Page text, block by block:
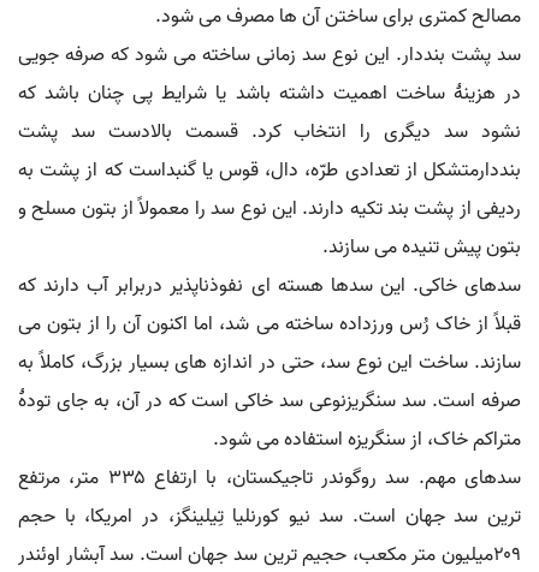
مصالح کمتری برای ساختن آن ها مصرف می شود.
سد پشت بنددار. این نوع سد زمانی ساخته می شود که صرفه جویی
در هزینۀ ساخت اهمیت داشته باشد یا شرایط پی چنان باشد که
نشود سد دیگری را انتخاب کرد. قسمت بالادست سد پشت
بنددارمتشکل از تعدادی طرّه، دال، قوس یا گنبداست که از پشت به
ردیفی از پشت بند تکیه دارند. این نوع سد را معمولاً از بتون مسلح و
بتون پیش تنیده می سازند.
سدهای خاکی. این سدها هسته ای نفوذناپذیر دربرابر آب دارند که
قبلاً از خاک رُس ورزداده ساخته می شد، اما اکنون آن را از بتون می
سازند. ساخت این نوع سد، حتی در اندازه های بسیار بزرگ، کاملاً به
صرفه است. سد سنگریزنوعی سد خاکی است که در آن، به جای تودۀ
متراکم خاک، از سنگریزه استفاده می شود.
سدهای مهم. سد روگوندر تاجیکستان، با ارتفاع ۳۳۵ متر، مرتفع
ترین سد جهان است. سد نیو کورنلیا تِیلینگز، در امریکا، با حجم
۲۰۹میلیون متر مکعب، حجیم ترین سد جهان است. سد آبشار اوئندر